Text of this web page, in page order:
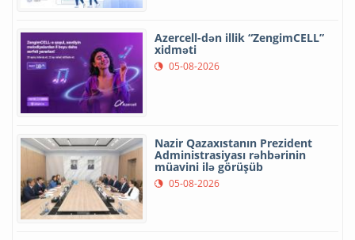
Azercell-dən illik “ZengimCELL”
xidməti
05-08-2026
Nazir Qazaxıstanın Prezident
Administrasiyası rəhbərinin
müavini ilə görüşüb
05-08-2026